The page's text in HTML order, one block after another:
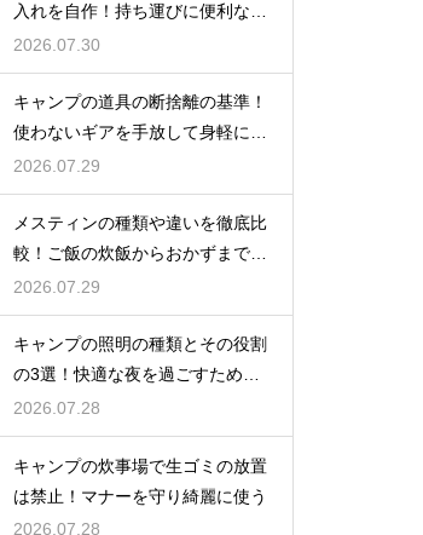
入れを自作！持ち運びに便利な収
納術
2026.07.30
キャンプの道具の断捨離の基準！
使わないギアを手放して身軽にな
る方法
2026.07.29
メスティンの種類や違いを徹底比
較！ご飯の炊飯からおかずまで万
能クッカー
2026.07.29
キャンプの照明の種類とその役割
の3選！快適な夜を過ごすための
知識
2026.07.28
キャンプの炊事場で生ゴミの放置
は禁止！マナーを守り綺麗に使う
2026.07.28